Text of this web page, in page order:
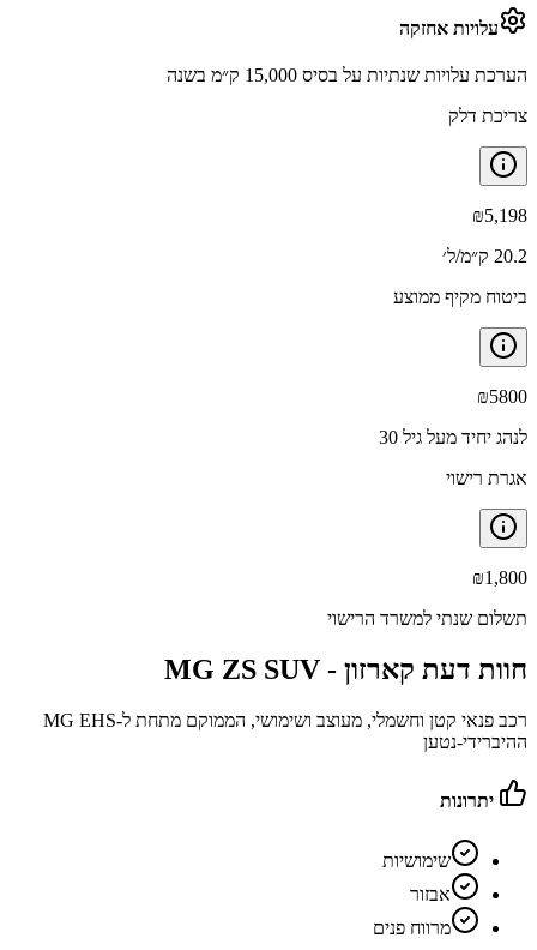
עלויות אחזקה
הערכת עלויות שנתיות על בסיס 15,000 ק״מ בשנה
צריכת דלק
₪5,198
20.2 ק״מ/ל׳
ביטוח מקיף ממוצע
₪5800
לנהג יחיד מעל גיל 30
אגרת רישוי
₪1,800
תשלום שנתי למשרד הרישוי
חוות דעת קארזון - MG ZS SUV
רכב פנאי קטן וחשמלי, מעוצב ושימושי, הממוקם מתחת ל-MG EHS
ההיברידי-נטען
יתרונות
שימושיות
אבזור
מרווח פנים